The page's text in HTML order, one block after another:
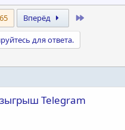
Вперёд
для ответа.
Telegram